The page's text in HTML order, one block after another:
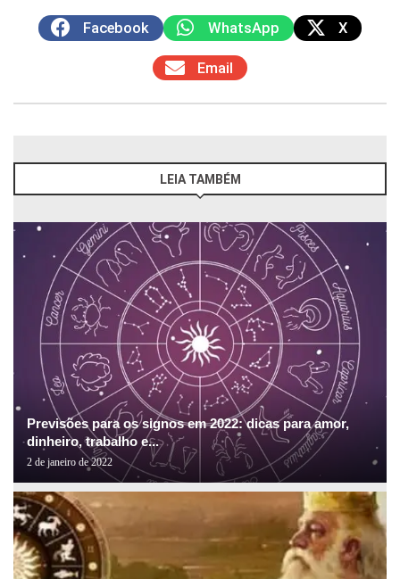
Facebook WhatsApp X
Email
LEIA TAMBÉM
Previsões para os signos em 2022: dicas para amor,
dinheiro, trabalho e...
2 de janeiro de 2022